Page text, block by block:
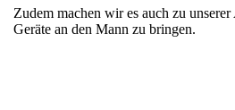
Zudem machen wir es auch zu
Geräte an den Mann zu bringen.